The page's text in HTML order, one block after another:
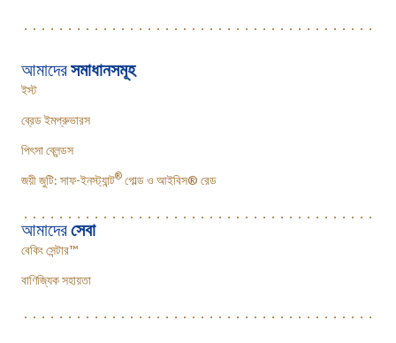
আমাদেরসমাধানসমূহ
ইস্ট
ব্রেড ইমপ্রুভারস
পিৎসা ব্লেন্ডস
জয়ী জুটি: সাফ-ইনস্ট্যান্ট® গোল্ড ও আইবিস® রেড
আমাদেরসেবা
বেকিং সেন্টার™
বাণিজ্যিক সহায়তা